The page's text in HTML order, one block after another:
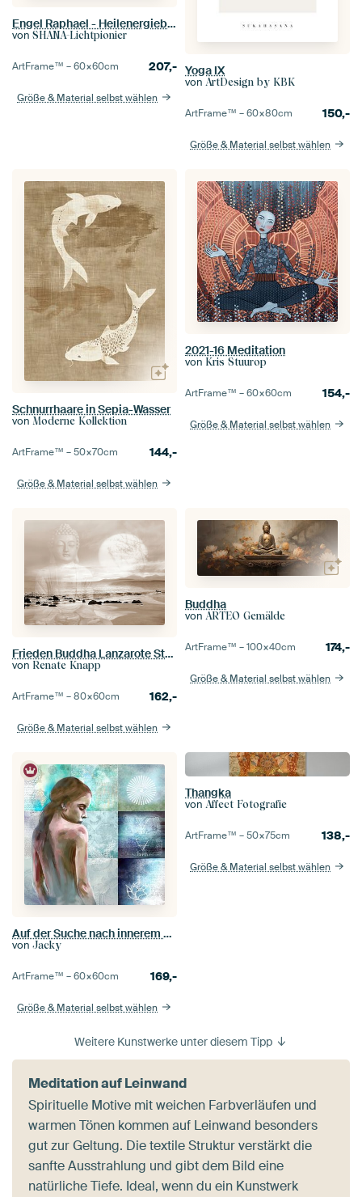
Engel Raphael - Heilenergiebild
von SHANA-Lichtpionier
ArtFrame™ –60×60cm 207,-
Größe & Material selbst wählen
Yoga IX
von ArtDesign by KBK
ArtFrame™ –60×80cm 150,-
Größe & Material selbst wählen
Schnurrhaare in Sepia-Wasser
von Moderne Kollektion
ArtFrame™ –50×70cm 144,-
Größe & Material selbst wählen
2021-16 Meditation
von Kris Stuurop
ArtFrame™ –60×60cm 154,-
Größe & Material selbst wählen
Frieden Buddha Lanzarote Strand
von Renate Knapp
ArtFrame™ –80×60cm 162,-
Größe & Material selbst wählen
Buddha
von ARTEO Gemälde
ArtFrame™ –100×40cm 174,-
Größe & Material selbst wählen
Auf der Suche nach innerem Frieden
von Jacky
ArtFrame™ –60×60cm 169,-
Größe & Material selbst wählen
Thangka
von Affect Fotografie
ArtFrame™ –50×75cm 138,-
Größe & Material selbst wählen
Weitere Kunstwerke unter diesem Tipp
Meditation auf Leinwand
Spirituelle Motive mit weichen Farbverläufen und
warmen Tönen kommen auf Leinwand besonders
gut zur Geltung. Die textile Struktur verstärkt die
sanfte Ausstrahlung und gibt dem Bild eine
natürliche Tiefe. Ideal, wenn du ein Kunstwerk